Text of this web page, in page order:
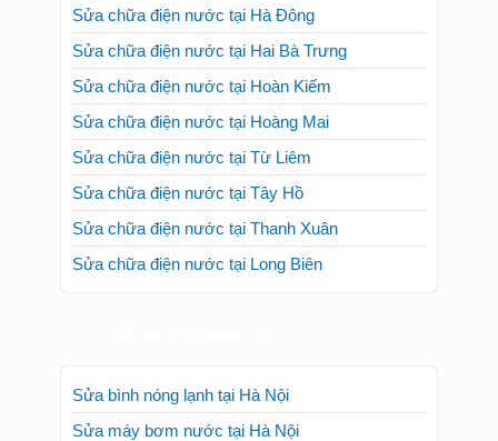
Sửa chữa điện nước tại Hà Đông
Sửa chữa điện nước tại Hai Bà Trưng
Sửa chữa điện nước tại Hoàn Kiếm
Sửa chữa điện nước tại Hoàng Mai
Sửa chữa điện nước tại Từ Liêm
Sửa chữa điện nước tại Tây Hồ
Sửa chữa điện nước tại Thanh Xuân
Sửa chữa điện nước tại Long Biên
Sửa bình nóng lạnh tại Hà Nội
Sửa máy bơm nước tại Hà Nội